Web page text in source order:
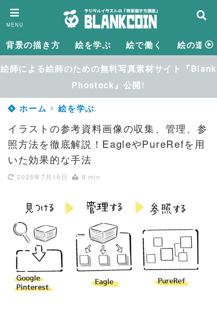
MENU
背景の描き方 絵を学ぶ 絵で働く 絵の道具
絵師による絵師のための無料写真素材サイト『Blank
Phostock』公開!
ホーム
絵を学ぶ
イラストの参考資料画像の収集、管理、参
照方法を徹底解説！EagleやPureRefを用
いた効果的な手法
2025年7月16日 9 min